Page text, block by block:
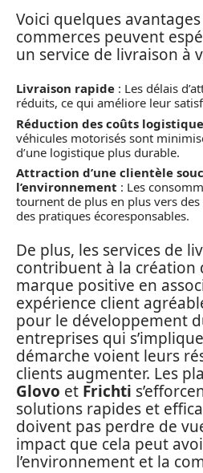
Voici quelques
commerces peuvent
un service de livraison à
Livraison rapide : Les délais
réduits, ce qui améliore leur
Réduction des coûts
véhicules motorisés sont
d’une logistique plus durable.
Attraction d’une clientèle
l’environnement : Les
tournent de plus en plus vers
des pratiques écoresponsables.
De plus, les services de
contribuent à la création
marque positive en
expérience client
pour le développement
entreprises qui
démarche voient leurs
clients augmenter. Les
Glovo et Frichti
solutions rapides et
doivent pas perdre de
impact que cela peut
l’environnement et la